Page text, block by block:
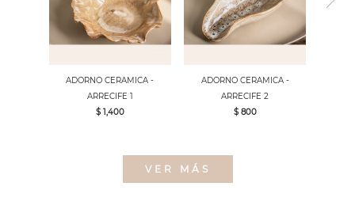
ADORNO CERAMICA -
ARRECIFE 1
$ 1,400
ADORNO CERAMICA -
ARRECIFE 2
$ 800
VER MÁS